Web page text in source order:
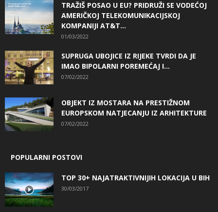
TRAŽIŠ POSAO U EU? PRIDRUŽI SE VODEĆOJ
AMERIČKOJ TELEKOMUNIKACIJSKOJ
KOMPANIJI AT&T...
01/03/2022
SUPRUGA UBOJICE IZ RIJEKE TVRDI DA JE
IMAO BIPOLARNI POREMEĆAJ I...
07/02/2022
OBJEKT IZ MOSTARA NA PRESTIŽNOM
EUROPSKOM NATJECANJU IZ ARHITEKTURE
07/02/2022
POPULARNI POSTOVI
TOP 30+ NAJATRAKTIVNIJIH LOKACIJA U BIH
30/03/2017